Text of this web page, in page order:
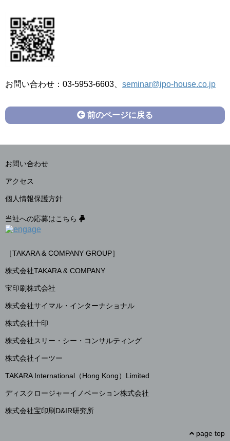
お問い合わせ：03-5953-6603、 seminar@ipo-house.co.jp
前のページに戻る
お問い合わせ
アクセス
個人情報保護方針
当社への応募はこちら
［TAKARA & COMPANY GROUP］
株式会社TAKARA & COMPANY
宝印刷株式会社
株式会社サイマル・インターナショナル
株式会社十印
株式会社スリー・シー・コンサルティング
株式会社イーツー
TAKARA International（Hong Kong）Limited
ディスクロージャーイノベーション株式会社
株式会社宝印刷D&IR研究所
page top